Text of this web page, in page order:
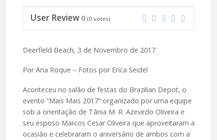
User Review 0 (0 votes)
Deerfield Beach, 3 de Novembro de 2017
Por Ana Roque – Fotos por Erica Seidel
Aconteceu no salão de festas do Brazilian Depot, o
evento “Mais Mais 2017” organizado por uma equipe
sob a orientação de Tânia M. R. Azevedo Oliveira e
seu esposo Marcos Cesar Oliveira que aproveitaram a
ocasião e celebraram o aniversário de ambos com a